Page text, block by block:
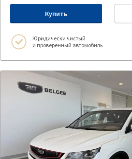
Купить
Юридически чистый
и проверенный автомобиль